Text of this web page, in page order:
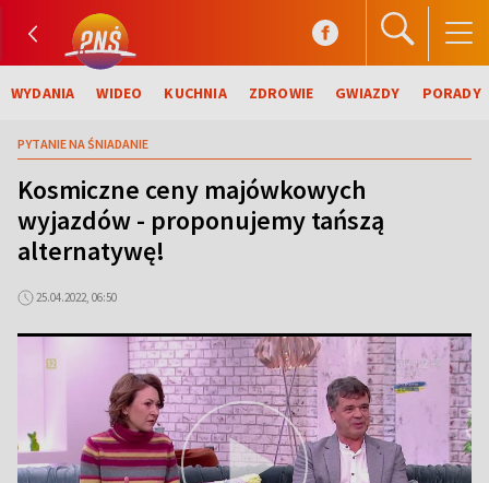
WYDANIA WIDEO KUCHNIA ZDROWIE GWIAZDY PORADY
PYTANIE NA ŚNIADANIE
Kosmiczne ceny majówkowych
wyjazdów - proponujemy tańszą
alternatywę!
25.04.2022, 06:50